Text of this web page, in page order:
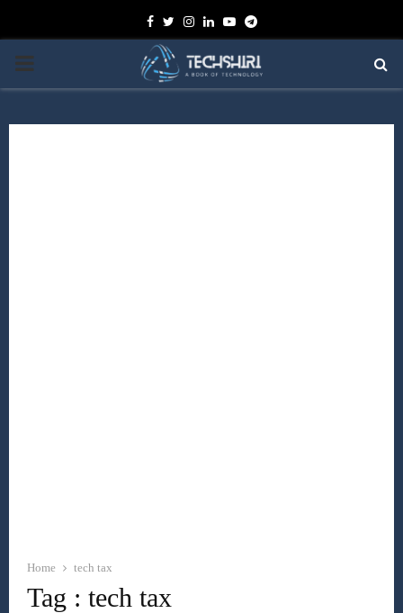
Facebook
TwitterInstagram
Linkedin
YoutubeTelegram
PRIMARY
Home tech tax
Tag : tech tax